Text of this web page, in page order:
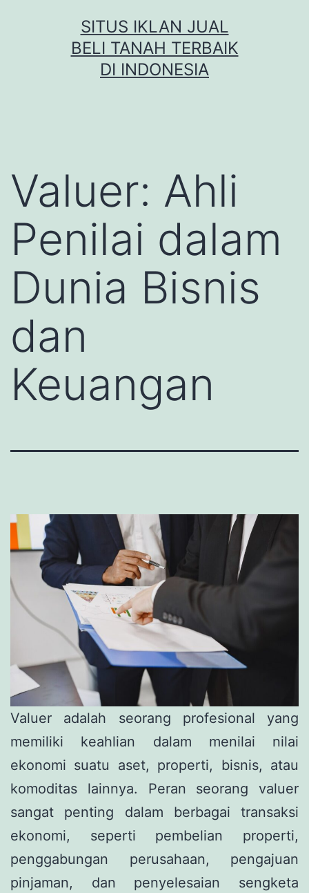
SITUS IKLAN JUAL
BELI TANAH TERBAIK
DI INDONESIA
Valuer: Ahli
Penilai dalam
Dunia Bisnis
dan
Keuangan
Valuer adalah seorang profesional yang
memiliki keahlian dalam menilai nilai
ekonomi suatu aset, properti, bisnis, atau
komoditas lainnya. Peran seorang valuer
sangat penting dalam berbagai transaksi
ekonomi, seperti pembelian properti,
penggabungan perusahaan, pengajuan
pinjaman, dan penyelesaian sengketa